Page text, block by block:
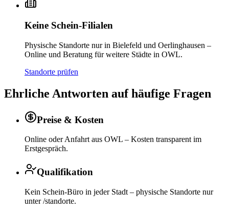
Keine Schein-Filialen
Physische Standorte nur in Bielefeld und Oerlinghausen –
Online und Beratung für weitere Städte in OWL.
Standorte prüfen
Ehrliche Antworten auf häufige Fragen
Preise & Kosten
Online oder Anfahrt aus OWL – Kosten transparent im
Erstgespräch.
Qualifikation
Kein Schein-Büro in jeder Stadt – physische Standorte nur
unter /standorte.